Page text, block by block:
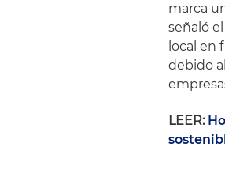
marca
señaló
local en
debido
LEER: